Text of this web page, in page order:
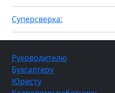
Суперсверка:
Руководителю
Бухгалтеру
Юристу